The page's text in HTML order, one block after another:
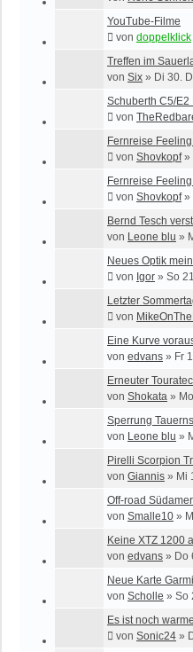
YouTube-Filme
von doppelklick
Treffen im
von Six » Di 30.
Schuberth C5/
von
Fernreise
von Shovkopf»
Fernreise
von Shovkopf»
Bernd Tesch
von Leone blu »
Neues Optik
von Igor » So
Letzter
von
Eine Kurve
von edvans » Fr
Erneuter
von Shokata »
Sperrung
von Leone blu »
Pirelli Scorpion
von Giannis » Mi
Off-road
von Smalle10 »
Keine XTZ 1200
von edvans » Do
Neue Karte
von Scholle » So
Es ist noch
von Sonic24 »